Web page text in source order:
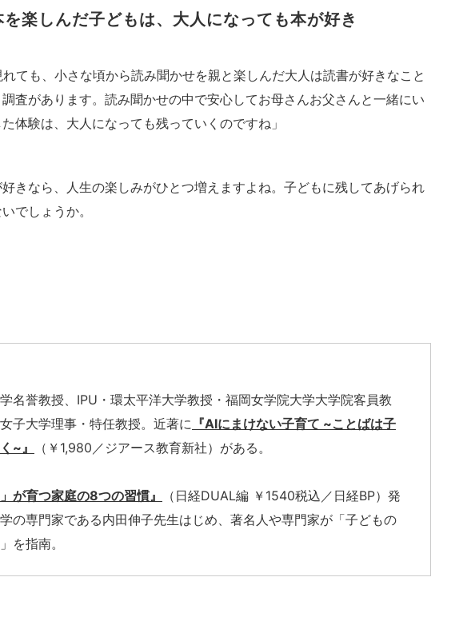
楽しんだ子どもは、大人になっても本が好き
れても、小さな頃から読み聞かせを親と楽しんだ大人は読書が好きなこと
査があります。読み聞かせの中で安心してお母さんお父さんと一緒にい
体験は、大人になっても残っていくのですね」
きなら、人生の楽しみがひとつ増えますよね。子どもに残してあげられ
でしょうか。
名誉教授、IPU・環太平洋大学教授・福岡女学院大学大学院客員教
子大学理事・特任教授。近著に 『AIにまけない子育て ~ことばは子
~』
（￥1,980／ジアース教育新社）がある。
が育つ家庭の8つの習慣』
（日経DUAL編 ￥1540税込／日経BP）発
の専門家である内田伸子先生はじめ、著名人や専門家が「子どもの
を指南。